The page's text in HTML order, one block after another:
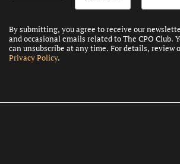
By submitting, you agree to receive our
and occasional emails related to The CPO Club.
can unsubscribe at any time. For details, review
Privacy Policy.